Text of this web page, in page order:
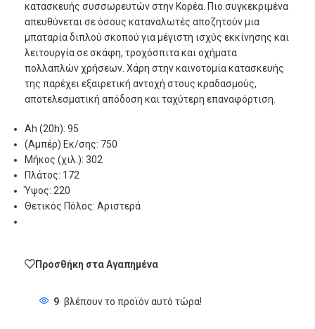
κατασκευής συσσωρευτών στην Κορέα. Πιο συγκεκριμένα
απευθύνεται σε όσους καταναλωτές αποζητούν μια
μπαταρία διπλού σκοπού για μέγιστη ισχύς εκκίνησης και
λειτουργία σε σκάφη, τροχόσπιτα και οχήματα
πολλαπλών χρήσεων. Χάρη στην καινοτομία κατασκευής
της παρέχει εξαιρετική αντοχή στους κραδασμούς,
αποτελεσματική απόδοση και ταχύτερη επαναφόρτιση.
Ah (20h): 95
(Aμπέρ) Εκ/σης: 750
Μήκος (χιλ.): 302
Πλάτος: 172
Ύψος: 220
Θετικός Πόλος: Αριστερά
Προσθήκη στα Αγαπημένα
9 βλέπουν το προϊόν αυτό τώρα!